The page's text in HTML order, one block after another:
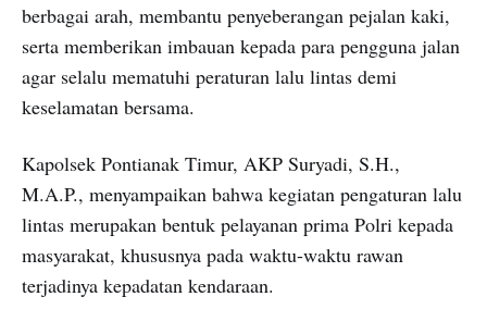
berbagai arah, membantu penyeberangan pejalan kaki,
serta memberikan imbauan kepada para pengguna jalan
agar selalu mematuhi peraturan lalu lintas demi
keselamatan bersama.
Kapolsek Pontianak Timur, AKP Suryadi, S.H.,
M.A.P., menyampaikan bahwa kegiatan pengaturan lalu
lintas merupakan bentuk pelayanan prima Polri kepada
masyarakat, khususnya pada waktu-waktu rawan
terjadinya kepadatan kendaraan.